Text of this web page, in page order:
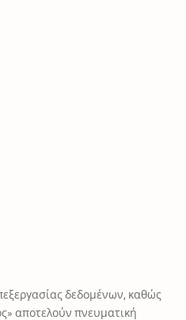
δεδομένων, καθώς
αποτελούν πνευματική